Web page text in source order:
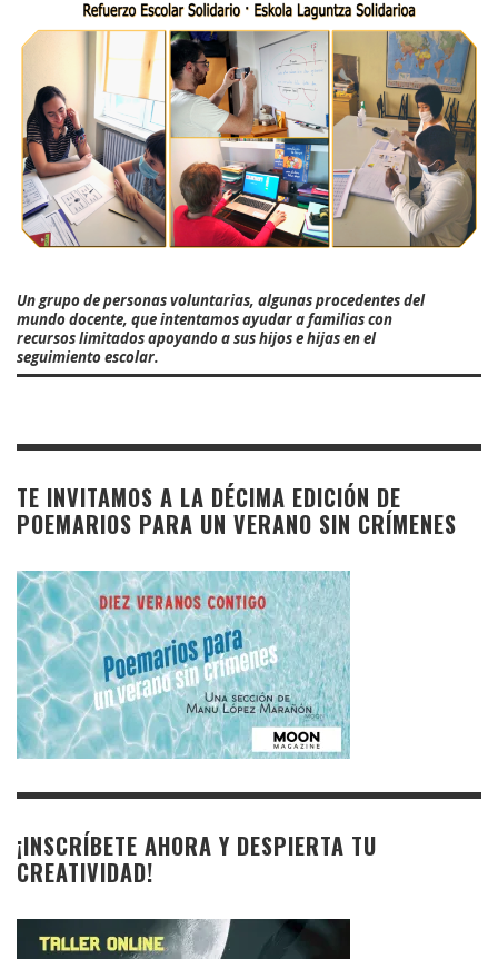
Un grupo de personas voluntarias, algunas procedentes del
mundo docente, que intentamos ayudar a familias con
recursos limitados apoyando a sus hijos e hijas en el
seguimiento escolar.
TE INVITAMOS A LA DÉCIMA EDICIÓN DE
POEMARIOS PARA UN VERANO SIN CRÍMENES
¡INSCRÍBETE AHORA Y DESPIERTA TU
CREATIVIDAD!